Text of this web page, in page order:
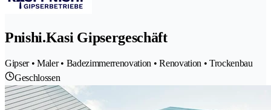
Pnishi.Kasi Gipsergeschäft
Gipser • Maler • Badezimmerrenovation • Renovation • Trockenbau
Geschlossen